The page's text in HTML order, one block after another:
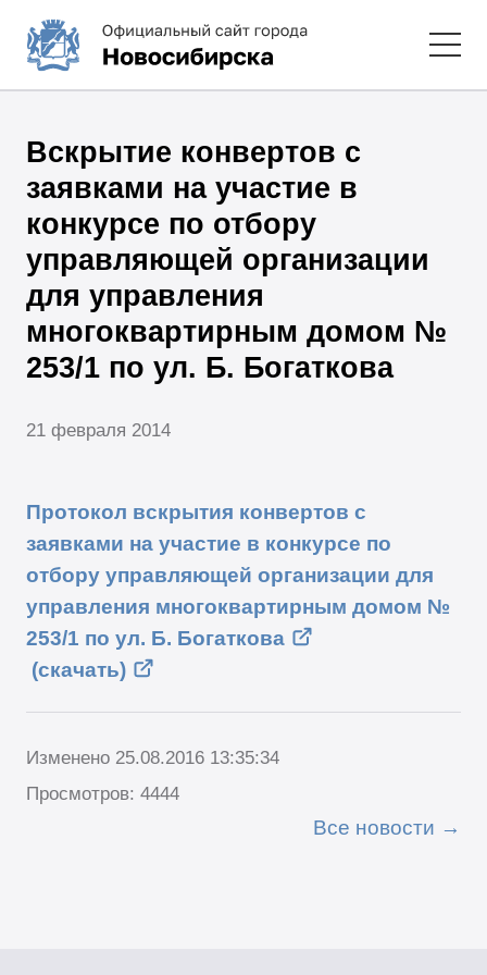
Вскрытие конвертов с
заявками на участие в
конкурсе по отбору
управляющей организации
для управления
многоквартирным домом №
253/1 по ул. Б. Богаткова
21 февраля 2014
Протокол вскрытия конвертов с
заявками на участие в конкурсе по
отбору управляющей организации для
управления многоквартирным домом №
253/1 по ул. Б. Богаткова
(скачать)
Изменено 25.08.2016 13:35:34
Просмотров: 4444
Все новости